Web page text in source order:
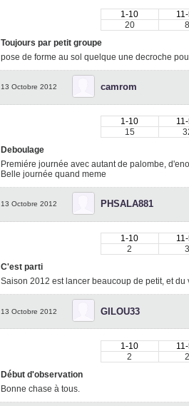
1-10
20
8
Toujours par petit groupe
pose de forme au sol quelque une decroche
13 Octobre 2012 camrom
1-10
15
Deboulage
Premiére journée avec autant de palombe,
Belle journée quand meme
13 Octobre 2012 PHSALA881
1-10
2
3
C'est parti
Saison 2012 est lancer beaucoup de petit, et du
13 Octobre 2012 GILOU33
1-10
2
2
Début d'observation
Bonne chase à tous.